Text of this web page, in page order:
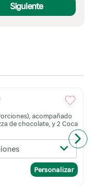
Siguiente
acompañado
de chocolate, y 2 Coca
Personalizar